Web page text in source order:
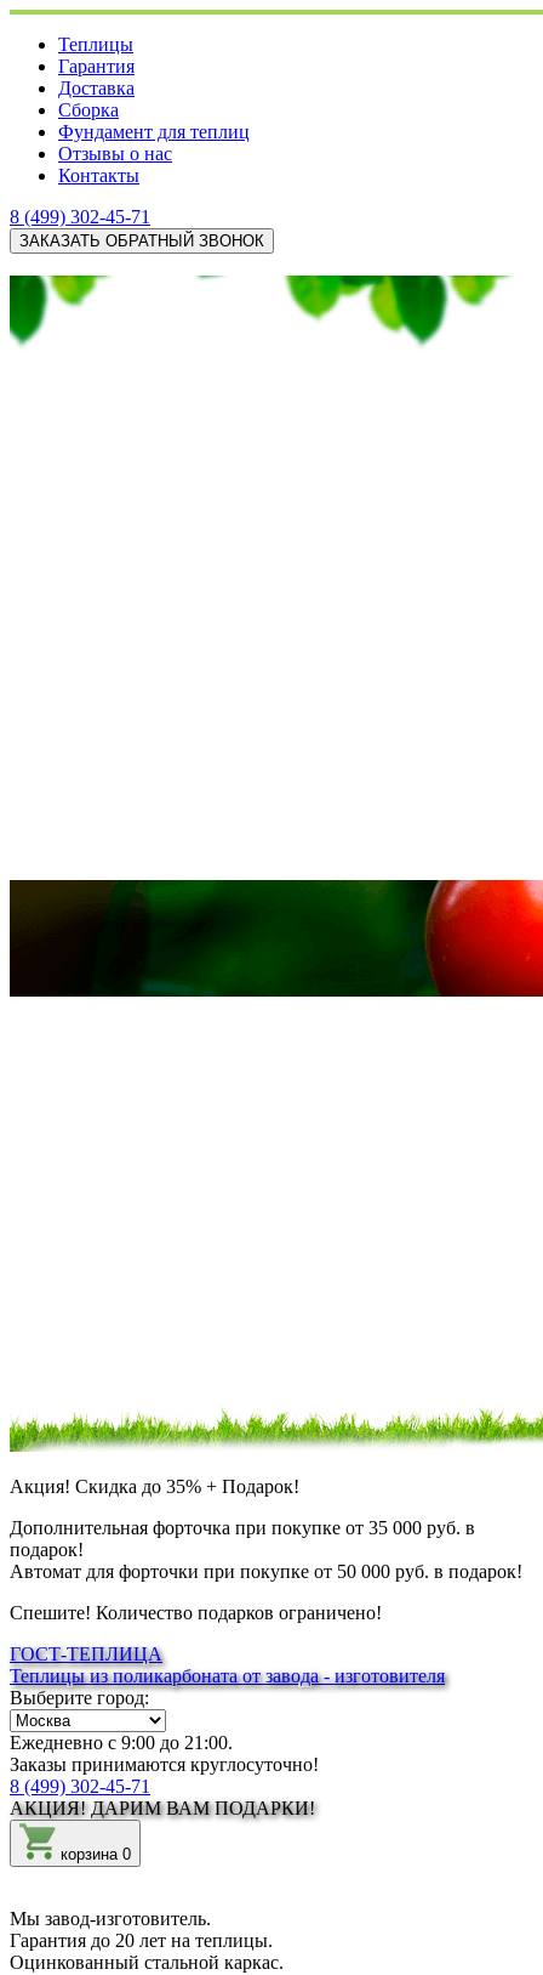
Теплицы
Гарантия
Доставка
Сборка
Фундамент для теплиц
Отзывы о нас
Контакты
8 (499) 302-45-71
ЗАКАЗАТЬ ОБРАТНЫЙ ЗВОНОК
Акция! Скидка до 35% + Подарок!
Дополнительная форточка при покупке от 35 000 руб. в
подарок!
Автомат для форточки при покупке от 50 000 руб. в подарок!
Спешите! Количество подарков ограничено!
ГОСТ-ТЕПЛИЦА
Теплицы из поликарбоната от завода - изготовителя
Выберите город:
Ежедневно с 9:00 до 21:00.
Заказы принимаются круглосуточно!
8 (499) 302-45-71
АКЦИЯ! ДАРИМ ВАМ ПОДАРКИ!
корзина 0
Мы завод-изготовитель.
Гарантия до 20 лет на теплицы.
Оцинкованный стальной каркас.